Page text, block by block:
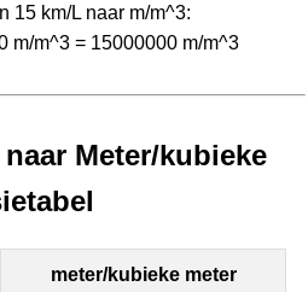
15 km/L naar m/m^3:
m/m^3 = 15000000 m/m^3
Meter/kubieke
meter/kubieke meter